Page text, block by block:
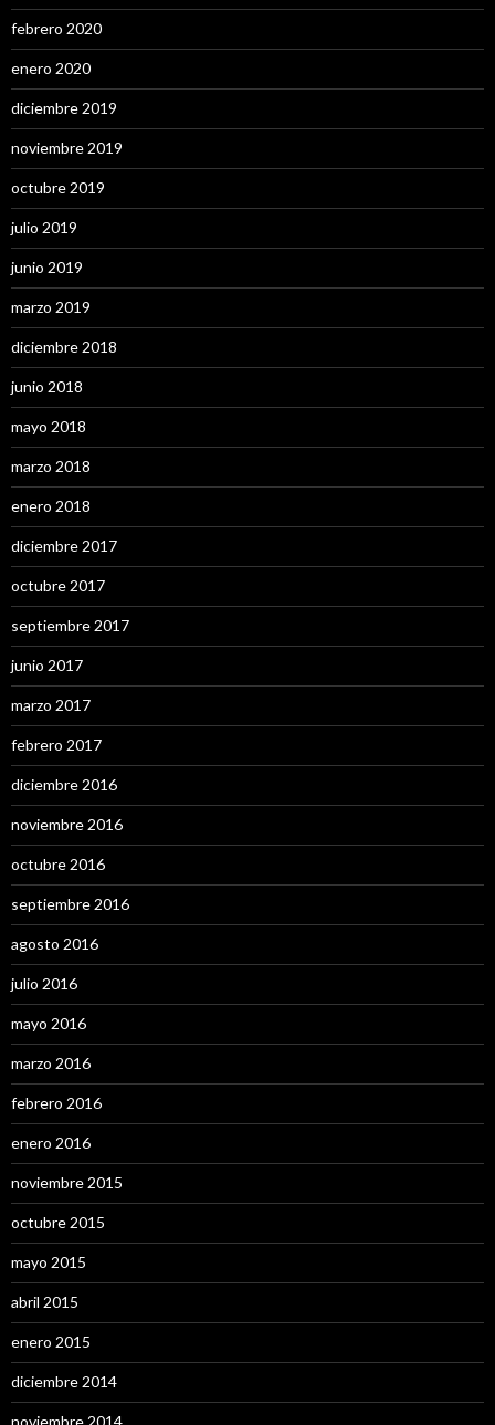
febrero 2020
enero 2020
diciembre 2019
noviembre 2019
octubre 2019
julio 2019
junio 2019
marzo 2019
diciembre 2018
junio 2018
mayo 2018
marzo 2018
enero 2018
diciembre 2017
octubre 2017
septiembre 2017
junio 2017
marzo 2017
febrero 2017
diciembre 2016
noviembre 2016
octubre 2016
septiembre 2016
agosto 2016
julio 2016
mayo 2016
marzo 2016
febrero 2016
enero 2016
noviembre 2015
octubre 2015
mayo 2015
abril 2015
enero 2015
diciembre 2014